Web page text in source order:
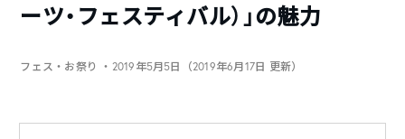
ーツ・フェスティバル）」の魅力
フェス・お祭り ・2019年5月5日（2019年6月17日 更新）